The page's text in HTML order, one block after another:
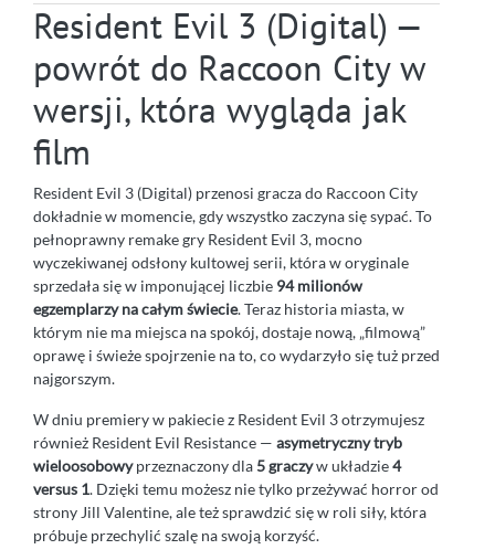
Resident Evil 3 (Digital) —
powrót do Raccoon City w
wersji, która wygląda jak
film
Resident Evil 3 (Digital) przenosi gracza do Raccoon City
dokładnie w momencie, gdy wszystko zaczyna się sypać. To
pełnoprawny remake gry Resident Evil 3, mocno
wyczekiwanej odsłony kultowej serii, która w oryginale
sprzedała się w imponującej liczbie 94 milionów
egzemplarzy na całym świecie. Teraz historia miasta, w
którym nie ma miejsca na spokój, dostaje nową, „filmową”
oprawę i świeże spojrzenie na to, co wydarzyło się tuż przed
najgorszym.
W dniu premiery w pakiecie z Resident Evil 3 otrzymujesz
również Resident Evil Resistance — asymetryczny tryb
wieloosobowyprzeznaczony dla5 graczyw układzie4
versus 1. Dzięki temu możesz nie tylko przeżywać horror od
strony Jill Valentine, ale też sprawdzić się w roli siły, która
próbuje przechylić szalę na swoją korzyść.